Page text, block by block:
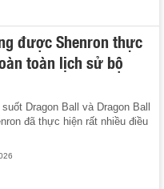
được Shenron thực
toàn lịch sử bộ
Dragon Ball và Dragon Ball
đã thực hiện rất nhiều điều